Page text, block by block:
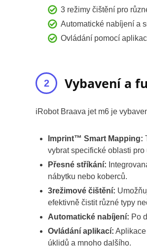
3 režimy čištění pro
Automatické nabíjení a
Ovládání pomocí
Vybavení a
iRobot Braava jet m6 je
Imprint™ Smart Mapping:
vybrat specifické oblasti
Přesné stříkání:
nábytku nebo koberců.
3režimové čištění:
efektivně čistit různé typy
Automatické nabíjení: Po
Ovládání aplikací:
úklidů a mnoho dalšího.